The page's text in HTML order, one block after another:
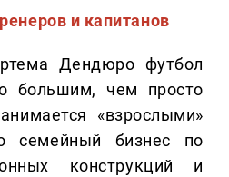
и капитанов
Дендюро футбол
большим, чем просто
«взрослыми»
семейный бизнес по
конструкций и